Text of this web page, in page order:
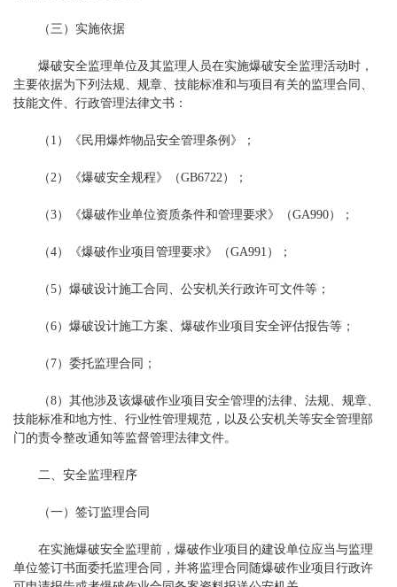
（三）实施依据
爆破安全监理单位及其监理人员在实施爆破安全监理活动时，
主要依据为下列法规、规章、技能标准和与项目有关的监理合同、
技能文件、行政管理法律文书：
（1）《民用爆炸物品安全管理条例》；
（2）《爆破安全规程》（GB6722）；
（3）《爆破作业单位资质条件和管理要求》（GA990）；
（4）《爆破作业项目管理要求》（GA991）；
（5）爆破设计施工合同、公安机关行政许可文件等；
（6）爆破设计施工方案、爆破作业项目安全评估报告等；
（7）委托监理合同；
（8）其他涉及该爆破作业项目安全管理的法律、法规、规章、
技能标准和地方性、行业性管理规范，以及公安机关等安全管理部
门的责令整改通知等监督管理法律文件。
二、安全监理程序
（一）签订监理合同
在实施爆破安全监理前，爆破作业项目的建设单位应当与监理
单位签订书面委托监理合同，并将监理合同随爆破作业项目行政许